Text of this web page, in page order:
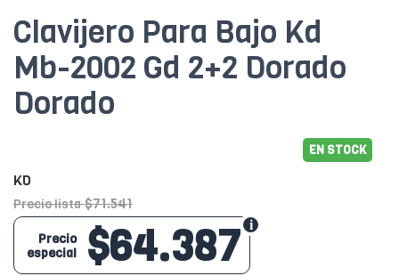
Clavijero Para Bajo Kd
Mb-2002 Gd 2+2 Dorado
Dorado
EN STOCK
KD
Precio lista $71.541
$64.387
Precio
especial